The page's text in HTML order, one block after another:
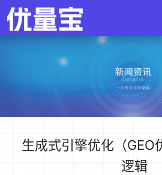
生成式引擎优化（GEO
逻辑